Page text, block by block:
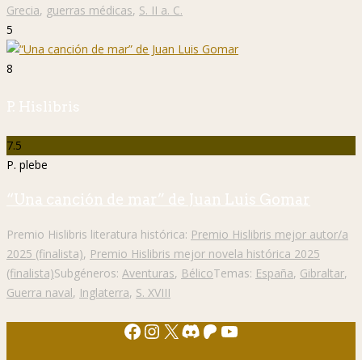
Grecia, guerras médicas, S. II a. C.
5
8
P. Hislibris
7.5
P. plebe
“Una canción de mar” de Juan Luis Gomar
Premio Hislibris literatura histórica: Premio Hislibris mejor autor/a
2025 (finalista), Premio Hislibris mejor novela histórica 2025
(finalista)Subgéneros: Aventuras, BélicoTemas: España, Gibraltar,
Guerra naval, Inglaterra, S. XVIII
Facebook
Instagram
X Discord
Patreon
YouTube